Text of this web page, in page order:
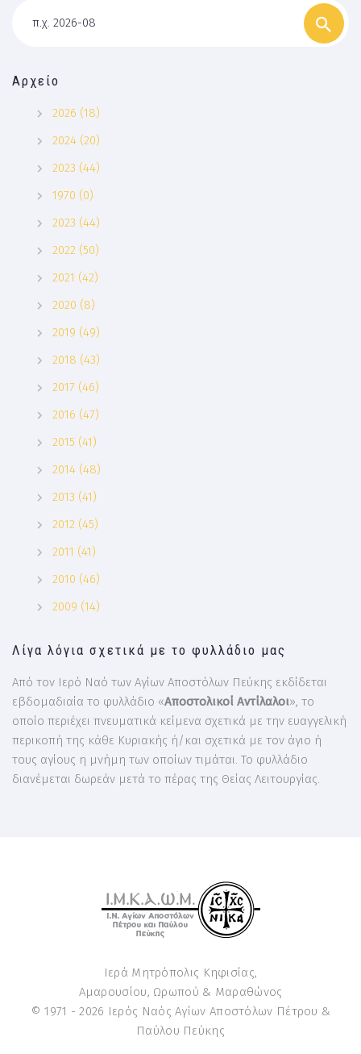
π.χ. 2026-08
Αρχείο
2026 (18)
2024 (20)
2023 (44)
1970 (0)
2023 (44)
2022 (50)
2021 (42)
2020 (8)
2019 (49)
2018 (43)
2017 (46)
2016 (47)
2015 (41)
2014 (48)
2013 (41)
2012 (45)
2011 (41)
2010 (46)
2009 (14)
Λίγα λόγια σχετικά με το φυλλάδιο μας
Από τον Ιερό Ναό των Αγίων Αποστόλων Πεύκης εκδίδεται
εβδομαδιαία το φυλλάδιο «Αποστολικοί Αντίλαλοι», το
οποίο περιέχει πνευματικά κείμενα σχετικά με την ευαγγελική
περικοπή της κάθε Κυριακής ή/και σχετικά με τον άγιο ή
τους αγίους η μνήμη των οποίων τιμάται. Το φυλλάδιο
διανέμεται δωρεάν μετά το πέρας της Θείας Λειτουργίας.
Ιερά Μητρόπολις Κηφισίας,
Αμαρουσίου, Ωρωπού & Μαραθώνος
© 1971 -2026 Ιερός Ναός Αγίων Αποστόλων Πέτρου &
Παύλου Πεύκης